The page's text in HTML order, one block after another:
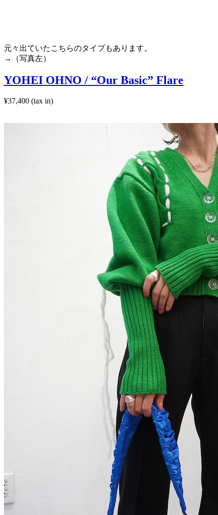
元々出ていたこちらのタイプもあります。
→（写真左）
YOHEI OHNO / “Our Basic” Flare
¥37,400 (tax in)